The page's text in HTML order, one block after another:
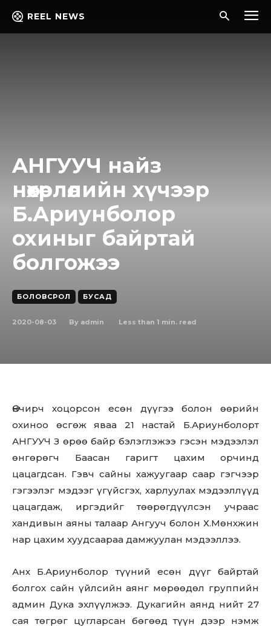
REEL NEWS
AHГУУЧ нaйз
нөхөpлөлийн хүчээр
Б.Ариунболор
охиныг байртай
болгожээ
БОЛОВСРОЛ БУСАД
2020-08-03 By admin Less than 1 min. read
Өнчирч хоцорсон есөн дүүгээ болон өөрийн
охиноо өсгөж яваа 21 настай Б.Ариунболорт
АНГУУЧ З өрөө байр бэлэглэжээ гэсэн мэдээлэл
өнгөрөгч Баасан гаригт цахим орчинд
цацагдсан. Гэвч сайны хажуугаар саар гэгчээр
гэгээлэг мэдээг үгүйсгэх, харлуулах мэдээллүүд
цацагдаж, иргэдийг төөрөгдүүлсэн учраас
хандивын аяны талаар Ангууч болон Х.Мөнхжин
нар цахим хуудсаараа дамжуулан мэдээллээ.
Анх Б.Ариунболор түүний есөн дүүг байртай
болгох сайн үйлсийн аянг мөрөөдөл группийн
админ Дука эхлүүлжээ. Дукагийн аянд нийт 27
сая төгрөг цугларсан бөгөөд түүн дээр нэмж